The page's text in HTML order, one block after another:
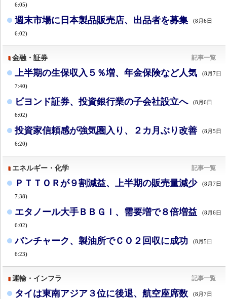
6:05)
週末市場に日本製品販売店、出品者を募集 (8月6日
6:02)
金融・証券 記事一覧
上半期の生保収入５％増、年金保険など人気 (8月7日
7:40)
ビヨンド証券、投資銀行業の子会社設立へ (8月6日
6:02)
投資家信頼感が強気圏入り、２カ月ぶり改善 (8月5日
6:20)
エネルギー・化学 記事一覧
ＰＴＴＯＲが９割減益、上半期の販売量減少 (8月7日
7:38)
エタノール大手ＢＢＧＩ、需要増で８倍増益 (8月6日
6:02)
バンチャーク、製油所でＣＯ２回収に成功 (8月5日
6:23)
運輸・インフラ 記事一覧
タイは東南アジア３位に後退、航空座席数 (8月7日